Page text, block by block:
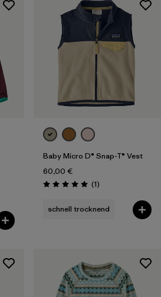
Baby Micro D® Snap-T® Vest
60,00 €
Bewertung: 5.0 / 5
(1Rezensionen
)
schnell trocknend